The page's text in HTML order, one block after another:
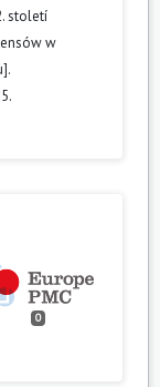
století
w
0